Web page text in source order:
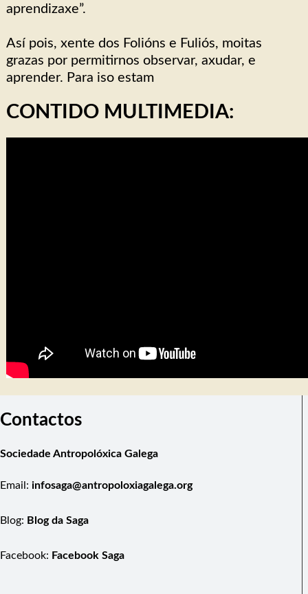
aprendizaxe”.
Así pois, xente dos Folións e Fuliós, moitas
grazas por permitirnos observar, axudar, e
aprender. Para iso estam
CONTIDO MULTIMEDIA:
Contactos
Sociedade Antropolóxica Galega
Email: infosaga@antropoloxiagalega.org
Blog: Blog da Saga
Facebook: Facebook Saga